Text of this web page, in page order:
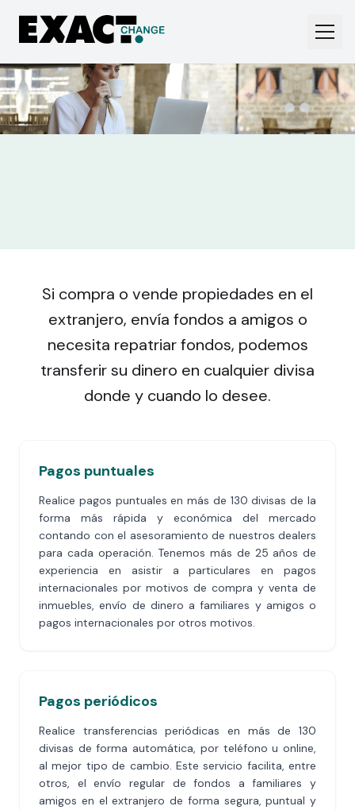
Si compra o vende propiedades en el
extranjero, envía fondos a amigos o
necesita repatriar fondos, podemos
transferir su dinero en cualquier divisa
donde y cuando lo desee.
Pagos puntuales
Realice pagos puntuales en más de 130 divisas de la
forma más rápida y económica del mercado
contando con el asesoramiento de nuestros dealers
para cada operación. Tenemos más de 25 años de
experiencia en asistir a particulares en pagos
internacionales por motivos de compra y venta de
inmuebles, envío de dinero a familiares y amigos o
pagos internacionales por otros motivos.
Pagos periódicos
Realice transferencias periódicas en más de 130
divisas de forma automática, por teléfono u online,
al mejor tipo de cambio. Este servicio facilita, entre
otros, el envío regular de fondos a familiares y
amigos en el extranjero de forma segura, puntual y